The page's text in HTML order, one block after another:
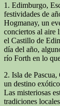
1. Edimburgo,
festividades de
Hogmanay, un
conciertos al aire
el Castillo de
día del año,
río Forth en lo
2. Isla de
un destino
Las misteriosas
tradiciones